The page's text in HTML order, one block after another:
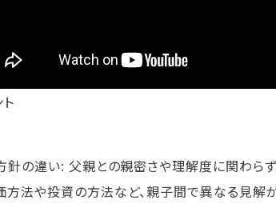
針の違い: 父親との親密さや理解度に関わら
方法や投資の方法など、親子間で異なる見解